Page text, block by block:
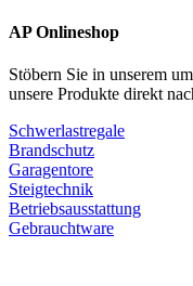
AP Onlineshop
Stöbern Sie in unserem
unsere Produkte direkt
Schwerlastregale
Brandschutz
Garagentore
Steigtechnik
Betriebsausstattung
Gebrauchtware